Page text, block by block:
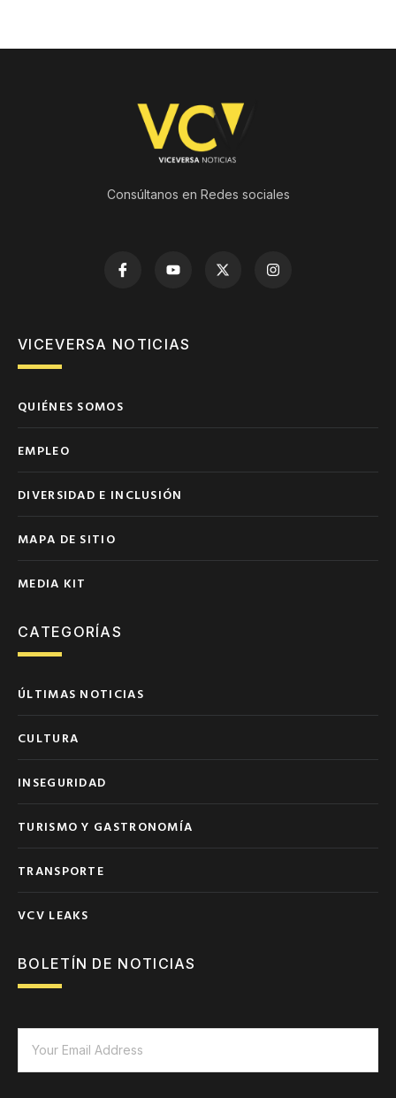
Consúltanos en Redes sociales
VICEVERSA NOTICIAS
QUIÉNES SOMOS
EMPLEO
DIVERSIDAD E INCLUSIÓN
MAPA DE SITIO
MEDIA KIT
CATEGORÍAS
ÚLTIMAS NOTICIAS
CULTURA
INSEGURIDAD
TURISMO Y GASTRONOMÍA
TRANSPORTE
VCV LEAKS
BOLETÍN DE NOTICIAS